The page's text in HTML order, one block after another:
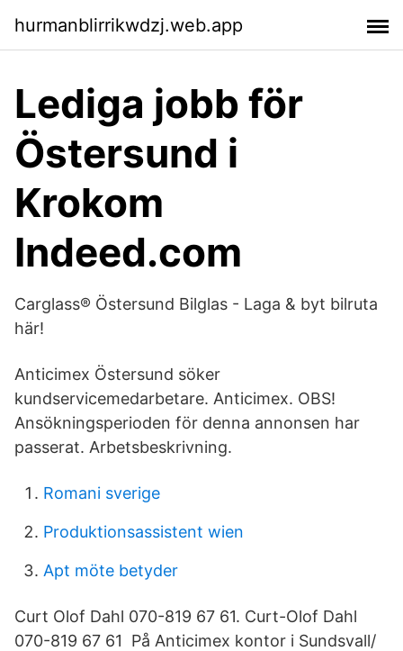
hurmanblirrikwdzj.web.app
Lediga jobb för
Östersund i
Krokom
Indeed.com
Carglass® Östersund Bilglas - Laga & byt bilruta
här!
Anticimex Östersund söker
kundservicemedarbetare. Anticimex. OBS!
Ansökningsperioden för denna annonsen har
passerat. Arbetsbeskrivning.
Romani sverige
Produktionsassistent wien
Apt möte betyder
Curt Olof Dahl 070-819 67 61. Curt-Olof Dahl
070-819 67 61 På Anticimex kontor i Sundsvall/